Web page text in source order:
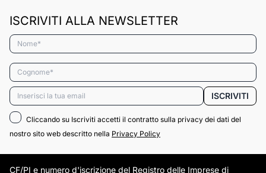
ISCRIVITI ALLA NEWSLETTER
Nome*
Cognome*
Email* ISCRIVITI
Cliccando su Iscriviti accetti il contratto sulla privacy dei dati del
nostro sito web descritto nella Privacy Policy
CF/PI e numero d'iscrizione del Registro delle Imprese di